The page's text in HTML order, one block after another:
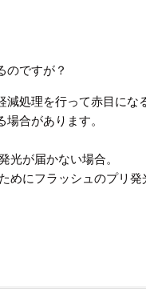
のですが？
処理を行って赤目にな
合があります。
光が届かない場合。
めにフラッシュのプリ